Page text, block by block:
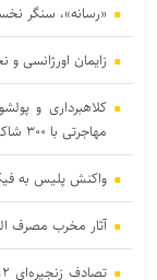
«رسانه»، سنگر
زایمان اورژانسی
کلاهبرداری و
مهاجرتی با ۳۰۰ شاکی رو شد
واکنش پلیس به
آثار مخرب مصرف